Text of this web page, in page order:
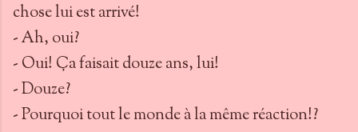
chose lui est arrivé!
- Ah, oui?
- Oui! Ça faisait douze ans, lui!
- Douze?
- Pourquoi tout le monde à la même réaction!?